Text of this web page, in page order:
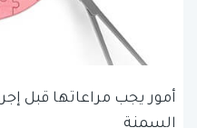
أمور يجب مراعاتها قبل
السمنة